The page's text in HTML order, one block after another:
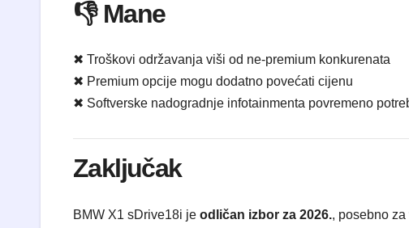
👎 Mane
✖ Troškovi održavanja viši od ne-premium konkurenata
✖ Premium opcije mogu dodatno povećati cijenu
✖ Softverske nadogradnje infotainmenta povremeno
Zaključak
BMW X1 sDrive18i je odličan izbor za 2026., posebno